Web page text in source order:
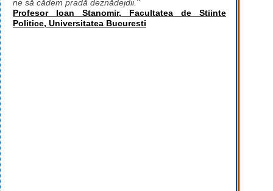
ne să cădem pradă deznădejdii."
Profesor Ioan Stanomir, Facultatea de Stiinte
Politice, Universitatea Bucuresti